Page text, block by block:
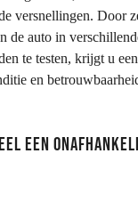
versnellingen. Door
de auto in
te testen, krijgt u
en
een